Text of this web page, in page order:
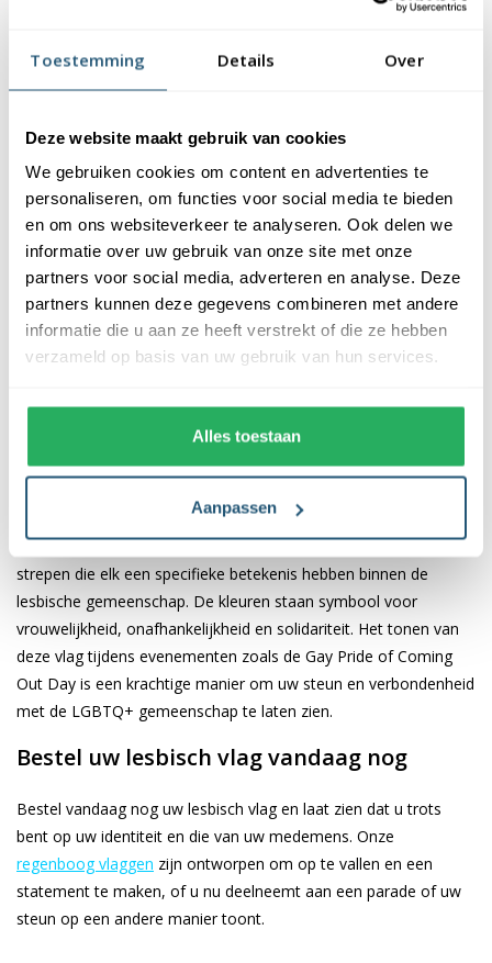
Toestemming Details Over
Deze website maakt gebruik van cookies
We gebruiken cookies om content en advertenties te
personaliseren, om functies voor social media te bieden
en om ons websiteverkeer te analyseren. Ook delen we
informatie over uw gebruik van onze site met onze
partners voor social media, adverteren en analyse. Deze
partners kunnen deze gegevens combineren met andere
informatie die u aan ze heeft verstrekt of die ze hebben
verzameld op basis van uw gebruik van hun services.
Alles toestaan
Aanpassen
Onze lesbisch vlag is verkrijgbaar in drie formaten: 100x150 cm,
voor een vlaggenstok van 200 cm en wordt geleverd met een
koord en lusje aan de linkerkant voor eenvoudige bevestiging.
De vlaggen van 150x225 cm en 200x300 cm zijn geschikt voor
vlaggenmasten van respectievelijk 5-6 meter en 7-8 meter, en
worden geleverd met stevige clips aan de linkerkant.
De vlaggen zijn gemaakt van duurzaam polyester vlaggendoek
met een gewicht van 115 gr/m2. Dit materiaal is kleurecht, UV-
bestendig en wasbaar op 40 graden. De dubbele stiknaad en
De betekenis van de kleuren en de lesbian
De lesbisch vlag bestaat uit verschillende roze, oranje en witte
strepen die elk een specifieke betekenis hebben binnen de
lesbische gemeenschap. De kleuren staan symbool voor
vrouwelijkheid, onafhankelijkheid en solidariteit. Het tonen van
deze vlag tijdens evenementen zoals de Gay Pride of Coming
Out Day is een krachtige manier om uw steun en verbondenheid
met de LGBTQ+ gemeenschap te laten zien.
Bestel uw lesbisch vlag vandaag nog
Bestel vandaag nog uw lesbisch vlag en laat zien dat u trots
bent op uw identiteit en die van uw medemens. Onze
regenboog vlaggen zijn ontworpen om op te vallen en een
statement te maken, of u nu deelneemt aan een parade of uw
steun op een andere manier toont.